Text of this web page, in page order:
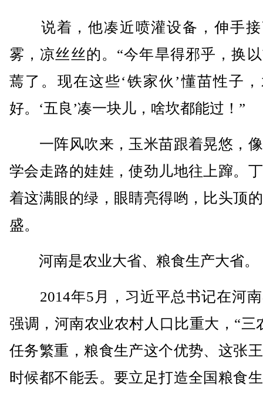
说着，他凑近喷灌设备，伸手接
雾，凉丝丝的。“今年旱得邪乎，换
蔫了。现在这些‘铁家伙’懂苗性子
好。‘五良’凑一块儿，啥坎都能过！”
一阵风吹来，玉米苗跟着晃悠，
学会走路的娃娃，使劲儿地往上蹿。
着这满眼的绿，眼睛亮得哟，比头顶
盛。
河南是农业大省、粮食生产大省。
2014年5月，习近平总书记在河南
强调，河南农业农村人口比重大，“三
任务繁重，粮食生产这个优势、这张
时候都不能丢。要立足打造全国粮食